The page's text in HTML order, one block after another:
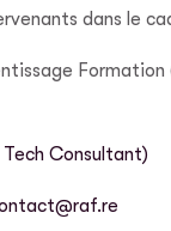
dans le
Consultant)